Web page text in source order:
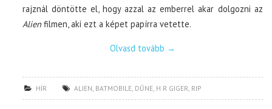
rajznál döntötte el, hogy azzal az emberrel akar dolgozni az
Alienfilmen, aki ezt a képet papírra vetette.
Olvasd tovább →
HÍR ALIEN BATMOBILE DŰNE H R GIGER RIP